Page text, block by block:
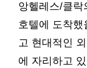
앙헬레스/클
호텔에 도착
고 현대적인
에 자리하고